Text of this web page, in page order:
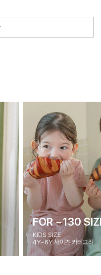
FOR ~130
KIDS SIZE
4Y~6Y 사이즈 카테고리